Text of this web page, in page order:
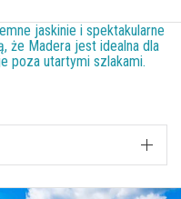
jaskinie i spektakularne
że Madera jest idealna dla
poza utartymi szlakami.